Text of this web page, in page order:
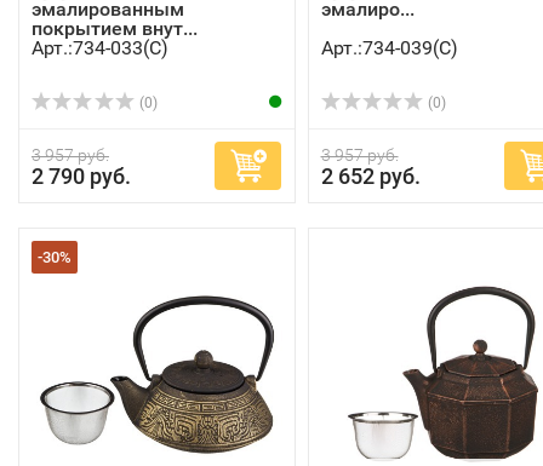
эмалированным
покрытием внут...
Арт.:734-033(C)
(0)
3 957 руб.
2 790 руб.
эмалиро...
Арт.:734-039(C)
(0)
3 957 руб.
2 652 руб.
-30%